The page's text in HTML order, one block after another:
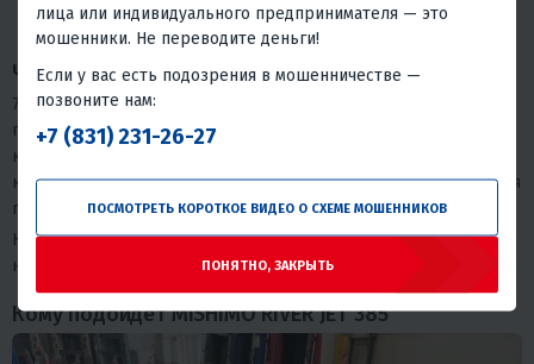
Тип лодки: туннельная, JET
Что входит в базовую комплектацию
7 жёстких ручек для переноски, дополнительные ручки для
пассажиров, носовая рым-ручка, 2 влагостойкие банки,
косынки-брызгоотобойники, сливной клапан, подрывные
клапаны, складные вёсла с фиксатором, ножной насос, сумка для
переноски.
Комплект полный — можно ехать на реку сразу после покупки,
не докупая базовые аксессуары отдельно.
Кому подойдёт MISHIMO RIVER JET 385
лица или индивидуального предпринимателя — это
мошенники. Не переводите деньги!
Если у вас есть подозрения в мошенничестве —
позвоните нам:
+7 (831) 231-26-27
ПОСМОТРЕТЬ КОРОТКОЕ ВИДЕО О СХЕМЕ МОШЕННИКОВ
ПОНЯТНО, ЗАКРЫТЬ